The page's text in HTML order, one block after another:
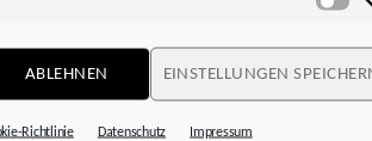
ABLEHNEN EINSTELLUNGEN
Richtlinie Datenschutz Impressum